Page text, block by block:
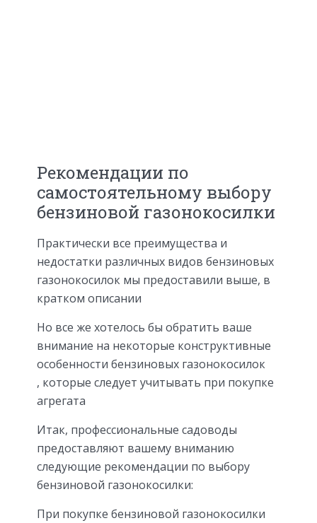
Рекомендации по
самостоятельному выбору
бензиновой газонокосилки
Практически все преимущества и
недостатки различных видов бензиновых
газонокосилок мы предоставили выше, в
кратком описании
Но все же хотелось бы обратить ваше
внимание на некоторые конструктивные
особенности бензиновых газонокосилок
, которые следует учитывать при покупке
агрегата
Итак, профессиональные садоводы
предоставляют вашему вниманию
следующие рекомендации по выбору
бензиновой газонокосилки:
При покупке бензиновой газонокосилки